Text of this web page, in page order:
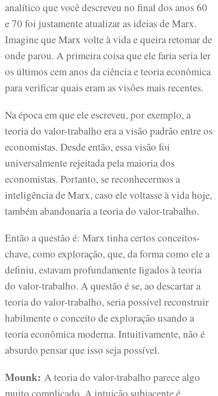
analítico que você descreveu no final dos anos 60
e 70 foi justamente atualizar as ideias de Marx.
Imagine que Marx volte à vida e queira retomar de
onde parou. A primeira coisa que ele faria seria ler
os últimos cem anos da ciência e teoria econômica
para verificar quais eram as visões mais recentes.
Na época em que ele escreveu, por exemplo, a
teoria do valor-trabalho era a visão padrão entre os
economistas. Desde então, essa visão foi
universalmente rejeitada pela maioria dos
economistas. Portanto, se reconhecermos a
inteligência de Marx, caso ele voltasse à vida hoje,
também abandonaria a teoria do valor-trabalho.
Então a questão é: Marx tinha certos conceitos-
chave, como exploração, que, da forma como ele a
definiu, estavam profundamente ligados à teoria
do valor-trabalho. A questão é se, ao descartar a
teoria do valor-trabalho, seria possível reconstruir
habilmente o conceito de exploração usando a
teoria econômica moderna. Intuitivamente, não é
absurdo pensar que isso seja possível.
Mounk: A teoria do valor-trabalho parece algo
muito complicado. A intuição subjacente é